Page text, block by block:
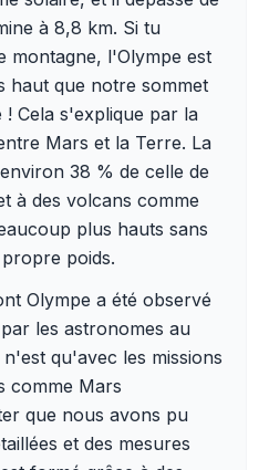
à 8,8 km. Si tu
montagne, l'Olympe est
haut que notre sommet
Cela s'explique par la
Mars et la Terre. La
38 % de celle de
à des volcans comme
plus hauts sans
poids.
Olympe a été observé
les astronomes au
qu'avec les missions
comme Mars
que nous avons pu
et des mesures